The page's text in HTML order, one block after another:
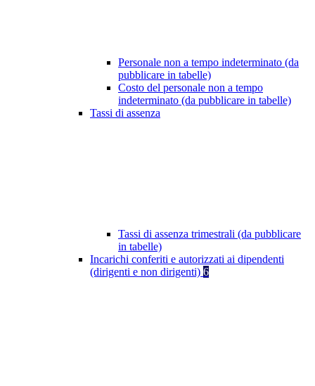
Personale non a tempo indeterminato (da
pubblicare in tabelle)
Costo del personale non a tempo
indeterminato (da pubblicare in tabelle)
Tassi di assenza
Tassi di assenza trimestrali (da pubblicare
in tabelle)
Incarichi conferiti e autorizzati ai dipendenti
(dirigenti e non dirigenti) 6